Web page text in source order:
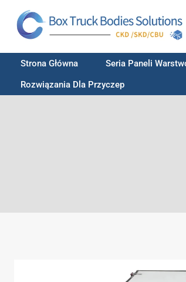
treści
Strona Główna Seria Paneli
Rozwiązania Dla Przyczep